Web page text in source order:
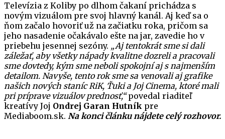
Televízia z Koliby po dlhom čakaní prichádza s
novým vizuálom pre svoj hlavný kanál. Aj keď sa o
ňom začalo hovoriť už na začiatku roka, pričom sa
jeho nasadenie očakávalo ešte na jar, zavedie ho v
priebehu jesennej sezóny. „Aj tentokrát sme si dali
záležať, aby všetky nápady kvalitne dozreli a pracovali
sme dovtedy, kým sme neboli spokojní aj s najmenším
detailom. Navyše, tento rok sme sa venovali aj grafike
našich nových staníc RiK, Ťuki a Joj Cinema, ktoré mali
pri príprave vizuálov prednosť,“povedal riaditeľ
kreatívy Joj Ondrej Garan Hutník pre
Mediaboom.sk. Na konci článku nájdete celý rozhovor.